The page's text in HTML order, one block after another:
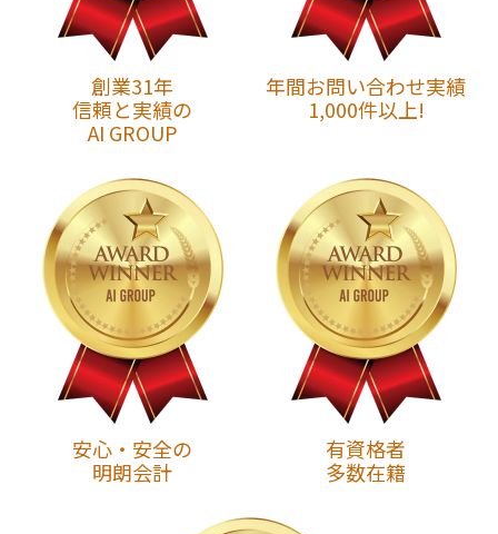
創業31年
信頼と実績の
AI GROUP
年間お問い合わせ実績
1,000件以上!
安心・安全の
明朗会計
有資格者
多数在籍